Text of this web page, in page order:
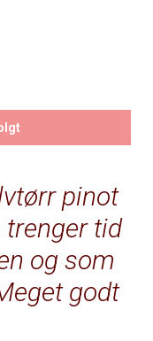
pinot
tid
og som
godt